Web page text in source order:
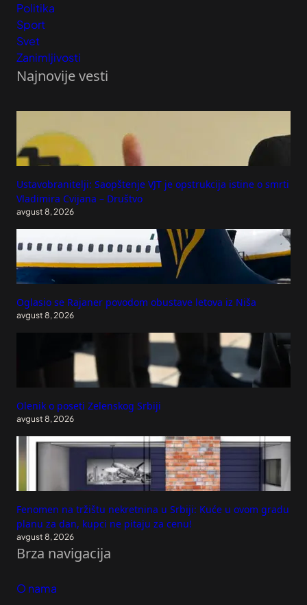
Politika
Sport
Svet
Zanimljivosti
Najnovije vesti
Ustavobranitelji: Saopštenje VJT je opstrukcija istine o smrti
Vladimira Cvijana – Društvo
avgust 8, 2026
Oglasio se Rajaner povodom obustave letova iz Niša
avgust 8, 2026
Olenik o poseti Zelenskog Srbiji
avgust 8, 2026
Fenomen na tržištu nekretnina u Srbiji: Kuće u ovom gradu
planu za dan, kupci ne pitaju za cenu!
avgust 8, 2026
Brza navigacija
O nama